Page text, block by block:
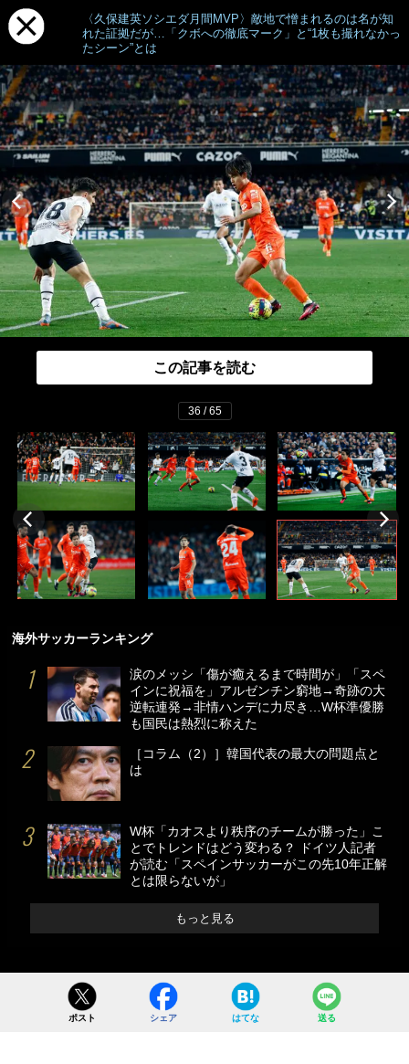
〈久保建英ソシエダ月間MVP〉敵地で憎まれるのは名が知
れた証拠だが…「クボへの徹底マーク」と“1枚も撮れなかっ
たシーン”とは
この記事を読む
36 / 65
海外サッカーランキング
涙のメッシ「傷が癒えるまで時間が」「スペ
インに祝福を」アルゼンチン窮地→奇跡の大
逆転連発→非情ハンデに力尽き…W杯準優勝
も国民は熱烈に称えた
［コラム（2）］韓国代表の最大の問題点と
は
W杯「カオスより秩序のチームが勝った」こ
とでトレンドはどう変わる？ ドイツ人記者
が読む「スペインサッカーがこの先10年正解
とは限らないが」
もっと見る
ポスト シェア はてな 送る